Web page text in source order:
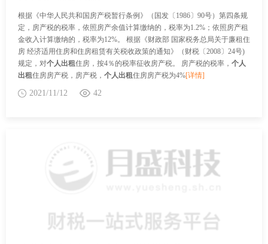
根据《中华人民共和国房产税暂行条例》（国发〔1986〕90号）第四条规
定，房产税的税率，依照房产余值计算缴纳的，税率为1.2%；依照房产租
金收入计算缴纳的，税率为12%。 根据《财政部 国家税务总局关于廉租住
房 经济适用住房和住房租赁有关税收政策的通知》（财税〔2008〕24号)
规定，对个人出租住房，按4％的税率征收房产税。 房产税的税率， 个人
出租住房房产税，房产税， 个人出租住房房产税为4%[详情]
2021/11/12 42